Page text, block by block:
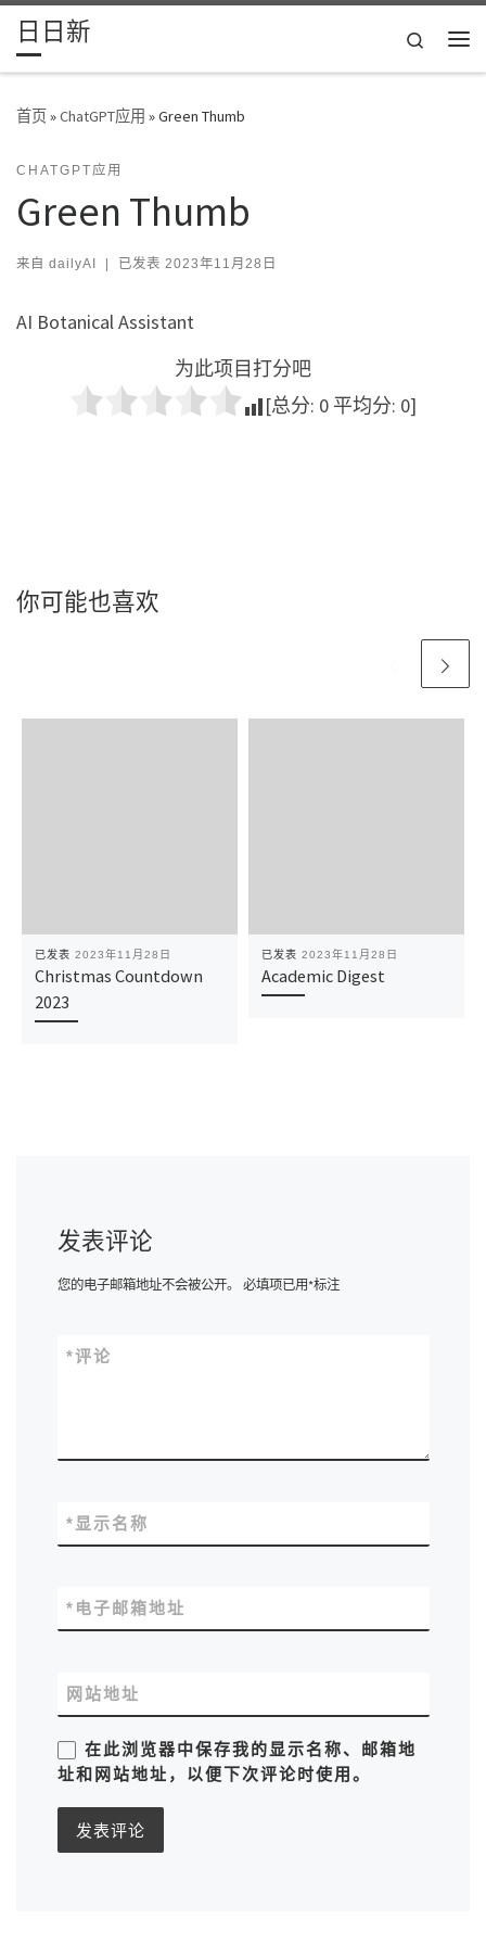
Skip to content
日日新
Search
首页»ChatGPT应用 »Green Thumb
CHATGPT应用
Green Thumb
来自 dailyAI | 已发表 2023年11月28日
AI Botanical Assistant
为此项目打分吧
[总分: 0 平均分: 0]
你可能也喜欢
已发表 2023年11月28日
Christmas Countdown
2023
已发表 2023年11月28日
Academic Digest
发表评论
您的电子邮箱地址不会被公开。 必填项已用*标注
评论
*
显示名称
*
电子邮箱地址
*
网站地址
在此浏览器中保存我的显示名称、邮箱地
址和网站地址，以便下次评论时使用。